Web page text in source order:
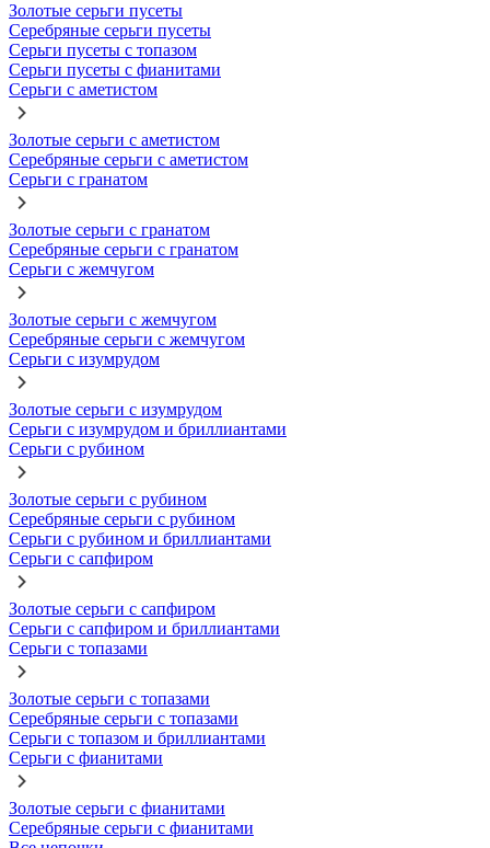
Золотые серьги пусеты
Серебряные серьги пусеты
Серьги пусеты с топазом
Серьги пусеты с фианитами
Серьги с аметистом
Золотые серьги с аметистом
Серебряные серьги с аметистом
Серьги с гранатом
Золотые серьги с гранатом
Серебряные серьги с гранатом
Серьги с жемчугом
Золотые серьги с жемчугом
Серебряные серьги с жемчугом
Серьги с изумрудом
Золотые серьги с изумрудом
Серьги с изумрудом и бриллиантами
Серьги с рубином
Золотые серьги с рубином
Серебряные серьги с рубином
Серьги с рубином и бриллиантами
Серьги с сапфиром
Золотые серьги с сапфиром
Серьги с сапфиром и бриллиантами
Серьги с топазами
Золотые серьги с топазами
Серебряные серьги с топазами
Серьги с топазом и бриллиантами
Серьги с фианитами
Золотые серьги с фианитами
Серебряные серьги с фианитами